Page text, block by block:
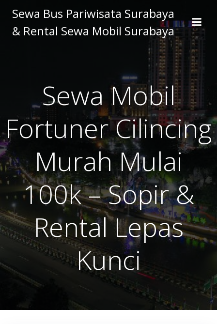
to
content
Sewa Bus Pariwisata Surabaya
& Rental Sewa Mobil Surabaya
Sewa Mobil
Fortuner Cilincing
Murah Mulai
100k – Sopir &
Rental Lepas
Kunci